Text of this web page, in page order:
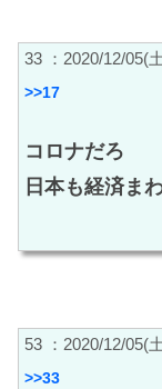
33 ：2020/12/05(
>>17
コロナだろ
日本も経済ま
53 ：2020/12/05(
>>33